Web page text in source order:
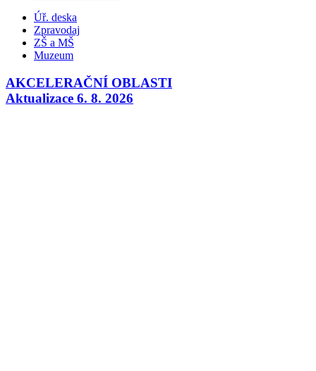
Úř. deska
Zpravodaj
ZŠ a MŠ
Muzeum
AKCELERAČNÍ OBLASTI
Aktualizace 6. 8. 2026